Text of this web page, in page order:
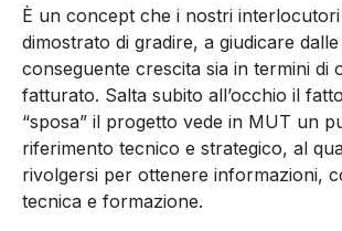
È un concept che i nostri
dimostrato di gradire, a giudicare
conseguente crescita sia in termini di
fatturato. Salta subito all’occhio il
“sposa” il progetto vede in MUT un
riferimento tecnico e strategico, al
rivolgersi per ottenere informazioni,
tecnica e formazione.